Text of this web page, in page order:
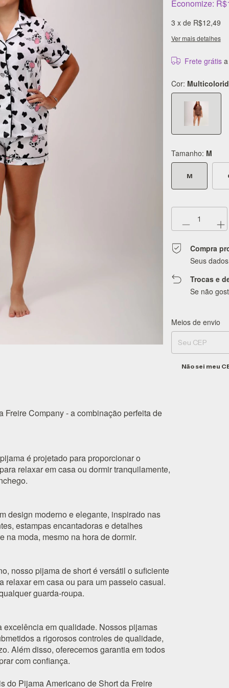
Economize:
3 x de R$12,49
Ver mais detalhes
Frete grátis
Cor:
Tamanho: M
M
Compra
Seus
Trocas e
Se não
Entregas para o
Meios de envio
Não sei meu
Company - a combinação perfeita de
é projetado para proporcionar o
relaxar em casa ou dormir tranquilamente,
design moderno e elegante, inspirado nas
estampas encantadoras e detalhes
na moda, mesmo na hora de dormir.
nosso pijama de short é versátil o suficiente
relaxar em casa ou para um passeio casual.
guarda-roupa.
excelência em qualidade. Nossos pijamas
a rigorosos controles de qualidade,
Além disso, oferecemos garantia em todos
com confiança.
do Pijama Americano de Short da Freire